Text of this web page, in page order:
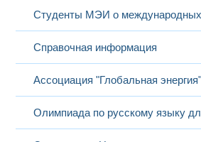
Студенты МЭИ о международных
Справочная информация
Ассоциация "Глобальная энергия"
Олимпиада по русскому языку